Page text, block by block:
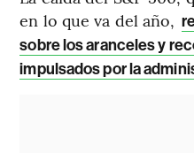
en lo que va del año,
sobre los aranceles y
impulsados por la